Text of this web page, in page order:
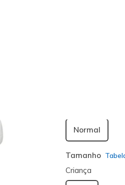
Normal
Tamanho
Criança